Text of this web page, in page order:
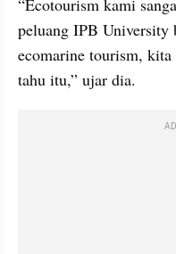
“Ecotourism kami
peluang IPB University
ecomarine tourism,
tahu itu,” ujar dia.